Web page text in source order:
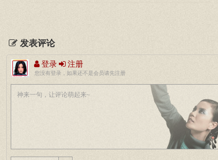
发表评论
登录 注册
您没有登录，如果还不是会员请先注册